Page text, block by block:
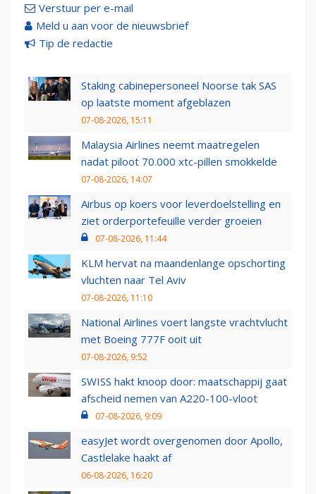
Verstuur per e-mail
Meld u aan voor de nieuwsbrief
Tip de redactie
Staking cabinepersoneel Noorse tak SAS
op laatste moment afgeblazen
07-08-2026, 15:11
Malaysia Airlines neemt maatregelen
nadat piloot 70.000 xtc-pillen smokkelde
07-08-2026, 14:07
Airbus op koers voor leverdoelstelling en
ziet orderportefeuille verder groeien
07-08-2026, 11:44
KLM hervat na maandenlange opschorting
vluchten naar Tel Aviv
07-08-2026, 11:10
National Airlines voert langste vrachtvlucht
met Boeing 777F ooit uit
07-08-2026, 9:52
SWISS hakt knoop door: maatschappij gaat
afscheid nemen van A220-100-vloot
07-08-2026, 9:09
easyJet wordt overgenomen door Apollo,
Castlelake haakt af
06-08-2026, 16:20